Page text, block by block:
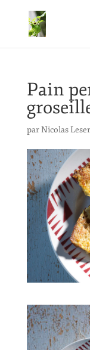
Pain
parNicolas Leser